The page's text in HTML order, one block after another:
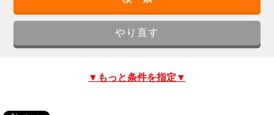
▼もっと条件を指定▼